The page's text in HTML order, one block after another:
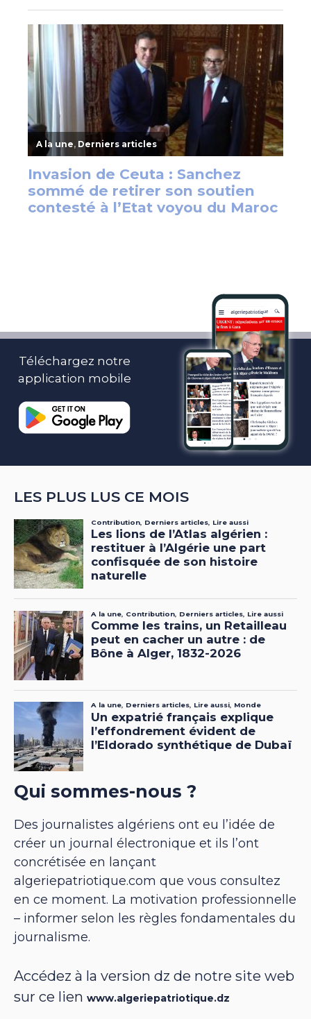
Téléchargez notre
application mobile
LES PLUS LUS CE MOIS
Qui sommes-nous ?
Des journalistes algériens ont eu l’idée de
créer un journal électronique et ils l’ont
concrétisée en lançant
algeriepatriotique.com que vous consultez
en ce moment. La motivation professionnelle
– informer selon les règles fondamentales du
journalisme.
Accédez à la version dz de notre site web
sur ce lien www.algeriepatriotique.dz